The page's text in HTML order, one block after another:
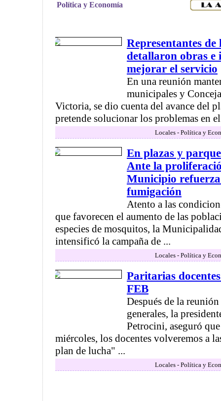
Política y Economía
Representantes
detallaron obras e
mejorar el servicio
En una reunión
municipales y
Victoria, se dio cuenta del avance del
pretende solucionar los problemas en
Locales - Política y
En plazas y
Ante la
Municipio
fumigación
Atento a las
que favorecen el aumento de las
especies de mosquitos, la
intensificó la campaña de ...
Locales - Política y
Paritarias
FEB
Después de la
generales, la
Petrocini, aseguró
miércoles, los docentes volveremos a
plan de lucha" ...
Locales - Política y